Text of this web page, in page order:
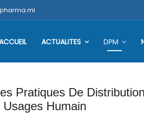
ACTUALITES DPM
Pratiques De
Humain